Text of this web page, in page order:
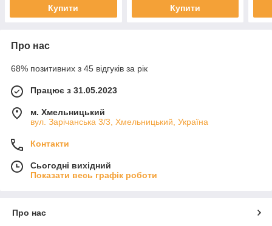
Купити Купити
Про нас
68% позитивних з 45 відгуків за рік
Працює з 31.05.2023
м. Хмельницький
вул. Зарічанська 3/3, Хмельницький, Україна
Контакти
Сьогодні вихідний
Показати весь графік роботи
Про нас